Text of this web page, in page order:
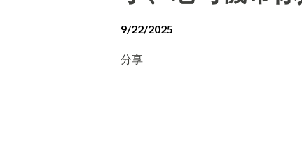
9/22/2025
分享